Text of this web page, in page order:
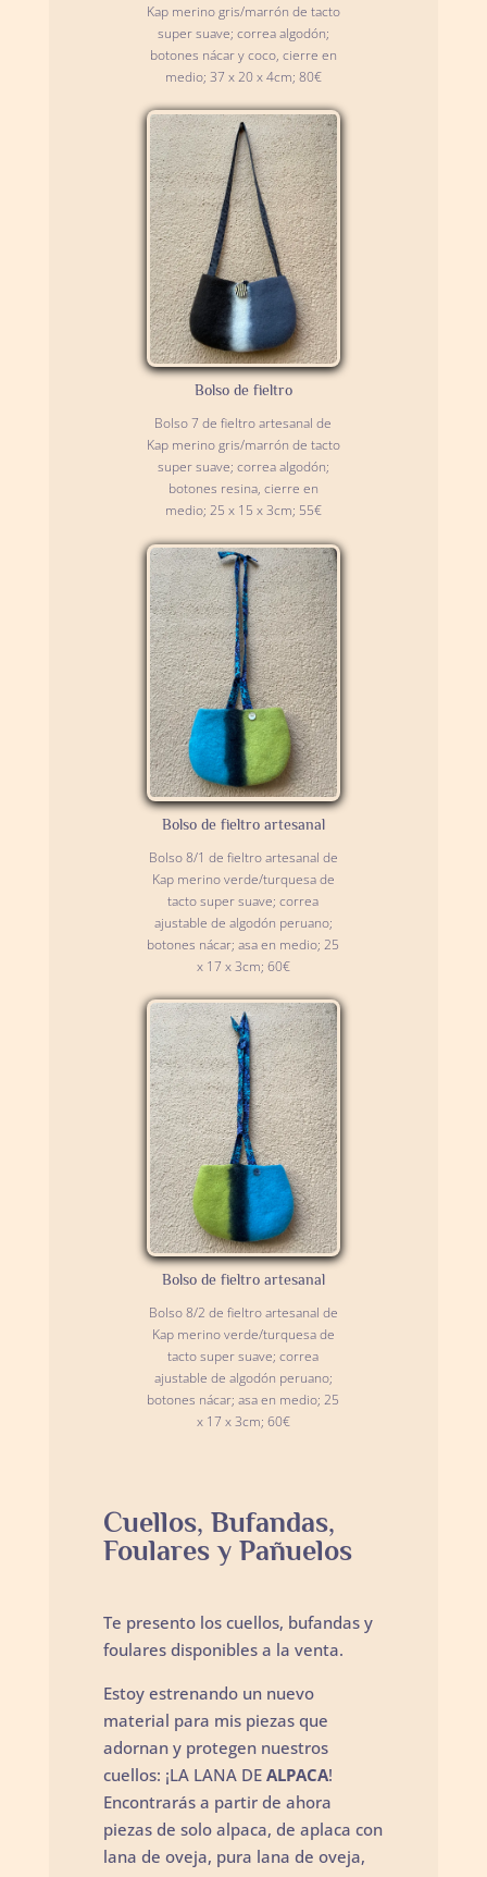
Kap merino gris/marrón de tacto
super suave; correa algodón;
botones nácar y coco, cierre en
medio; 37 x 20 x 4cm; 80€
Bolso de fieltro
Bolso 7 de fieltro artesanal de
Kap merino gris/marrón de tacto
super suave; correa algodón;
botones resina, cierre en
medio; 25 x 15 x 3cm; 55€
Bolso de fieltro artesanal
Bolso 8/1 de fieltro artesanal de
Kap merino verde/turquesa de
tacto super suave; correa
ajustable de algodón peruano;
botones nácar; asa en medio; 25
x 17 x 3cm; 60€
Bolso de fieltro artesanal
Bolso 8/2 de fieltro artesanal de
Kap merino verde/turquesa de
tacto super suave; correa
ajustable de algodón peruano;
botones nácar; asa en medio; 25
x 17 x 3cm; 60€
Cuellos, Bufandas,
Foulares y Pañuelos
Te presento los cuellos, bufandas y
foulares disponibles a la venta.
Estoy estrenando un nuevo
material para mis piezas que
adornan y protegen nuestros
cuellos: ¡LA LANA DE ALPACA!
Encontrarás a partir de ahora
piezas de solo alpaca, de aplaca con
lana de oveja, pura lana de oveja,